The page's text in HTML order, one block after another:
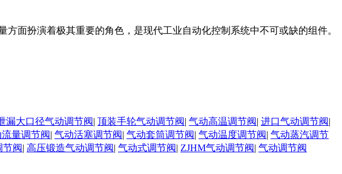
面扮演着极其重要的角色，是现代工业自动化控制系统中不可或缺的组件。
漏大口径气动调节阀| 顶装手轮气动调节阀| 气动高温调节阀| 进口气动调节阀|
量调节阀| 气动活塞调节阀| 气动套筒调节阀| 气动温度调节阀| 气动蒸汽调节
节阀| 高压锻造气动调节阀| 气动式调节阀| ZJHM气动调节阀| 气动调节阀